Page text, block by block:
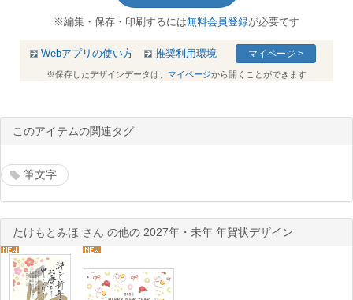
※編集・保存・印刷するには無料会員登録が必要です
Webアプリの使い方 推奨利用環境 マイページ >
※保存したデザインデータは、 マイページから開くことができます
このアイテムの関連タグ
筆文字
たけもとみほ さん の他の 2027年・未年 年賀状デザイン